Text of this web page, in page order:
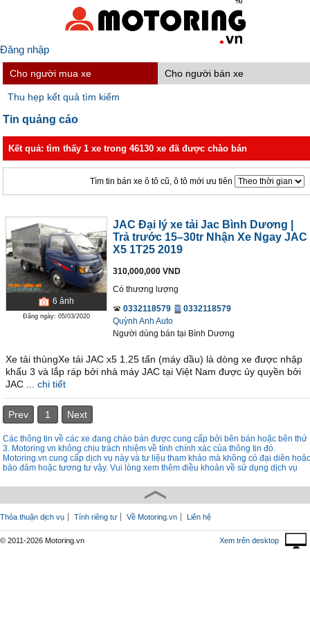
Đăng nhập
Cho người mua xe Cho người bán xe
Thu hẹp kết quả tìm kiếm
Tin quảng cáo
Kết quả: tìm thấy 1 xe trong 46130 xe đã được chào bán
Tìm tin bán xe ô tô cũ, ô tô mới ưu tiên
6 ảnh
Đăng ngày: 05/03/2020
JAC Đại lý xe tải Jac Bình Dương |
Trả trước 15–30tr Nhận Xe Ngay‎ JAC
X5 1T25 2019
310,000,000 VND
Có thương lượng
0332118579
0332118579
Quỳnh Anh Auto
Người dùng bán tại Bình Dương
Xe tải thùngXe tải JAC x5 1.25 tấn (máy dầu) là dòng xe được nhập
khẩu 3 và lắp ráp bởi nhà máy JAC tại Việt Nam được ủy quyền bởi
JAC ...
chi tiết
Prev 1 Next
Các thông tin về các xe đang chào bán được cung cấp bởi bên bán hoặc bên thứ
3. Motoring.vn không chịu trách nhiệm về tính chính xác của thông tin đó.
Motoring.vn cung cấp dịch vụ này và tư liệu tham khảo mà không có đại diên hoặc
bảo đảm hoặc tương tư vậy. Vui lòng xem thêm điều khoản về sử dụng dịch vụ
Thỏa thuận dịch vụ Tính riêng tư Về Motoring.vn Liên hệ
© 2011-2026 Motoring.vn Xem trên desktop